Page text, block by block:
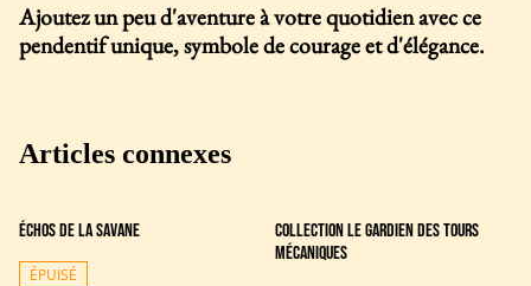
Ajoutez un peu d'aventure à votre quotidien avec ce
pendentif unique, symbole de courage et d'élégance.
Articles connexes
Échos de la savane
ÉPUISÉ
COLLECTION LE GARDIEN DES TOURS
MÉCANIQUES